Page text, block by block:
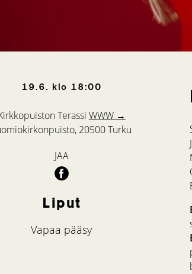
19.6. klo 18:00
Terassi WWW →
20500 Turku
JAA
Liput
Vapaa pääsy